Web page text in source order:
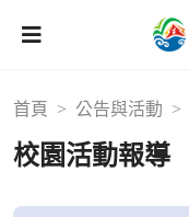
首頁 公告與活動
校園活動報導